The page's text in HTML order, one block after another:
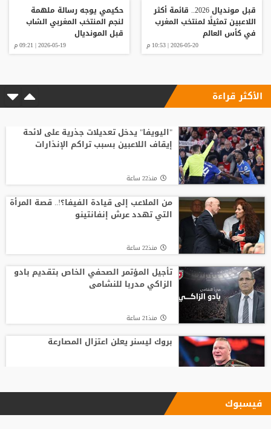
قبل مونديال 2026.. قائمة أكثر
اللاعبين تمثيلًا لمنتخب المغرب
في كأس العالم
2026-05-20 | 10:53 م
حكيمي يوجه رسالة ملهمة
لنجم المنتخب المغربي الشاب
قبل المونديال
2026-05-19 | 09:21 م
الأكثر قراءة
"اليويفا" يدخل تعديلات جذرية على لائحة
إيقاف اللاعبين بسبب تراكم الإنذارات
منذ22 ساعة
من الملاعب إلى قيادة الفيفا؟!.. قصة المرأة
التي تهدد عرش إنفانتينو
منذ22 ساعة
تأجيل المؤتمر الصحفي الخاص بتقديم بادو
الزاكي مدربا للنشامى
منذ21 ساعة
بروك ليسنر يعلن اعتزال المصارعة
بعد رفض السعودية.. نادٍ فرنسي يتوصل
فيسبوك